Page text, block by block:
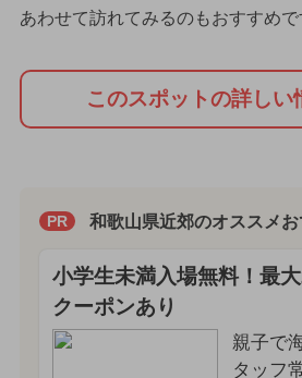
あわせて訪れてみるのもおすすめで
このスポットの詳しい
PR 和歌山県近郊のオススメ
小学生未満入場無料！最
クーポンあり
親子で
タッフ